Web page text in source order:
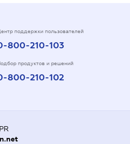
поддержки пользователей
800-210-103
продуктов и решений
800-210-102